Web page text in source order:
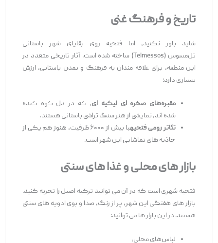
تاریخ و فرهنگ غنی
شاید باور نکنید، اما فتحیه روی بقایای شهر باستانی
تل‌مسوس (Telmessos) ساخته شده است. آثار تاریخی متعدد در
این منطقه، برای علاقه ‌مندان به فرهنگ و تمدن باستانی، ارزش
بسیاری دارد:
مقبره‌های صخره ‌ای لیکیه‌ ای، که در دل کوه کنده
شده ‌اند، نمایشی از هنر سنگ ‌تراشی باستانی هستند.
تئاتر رومی فتحیه
با بیش از ۶۰۰۰ ظرفیت، هنوز هم یکی از
جاذبه ‌های تماشایی این شهر است.
بازارهای محلی و غذاهای سنتی
فتحیه شهری است که در آن می ‌توانید ترکیه اصیل را تجربه کنید.
بازار های هفتگی این شهر، پر از رنگ، صدا و بوی ادویه‌ های سنتی
هستند. در این بازار ها می ‌توانید:
لباس‌های محلی،